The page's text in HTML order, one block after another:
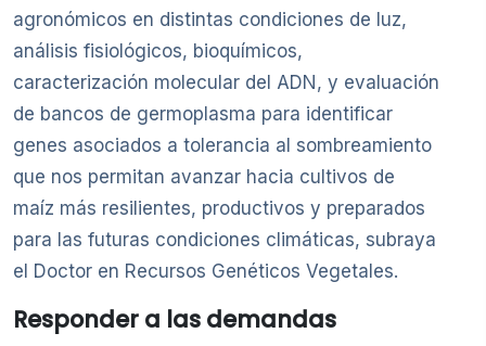
agronómicos en distintas condiciones de luz,
análisis fisiológicos, bioquímicos,
caracterización molecular del ADN, y evaluación
de bancos de germoplasma para identificar
genes asociados a tolerancia al sombreamiento
que nos permitan avanzar hacia cultivos de
maíz más resilientes, productivos y preparados
para las futuras condiciones climáticas, subraya
el Doctor en Recursos Genéticos Vegetales.
Responder a las demandas